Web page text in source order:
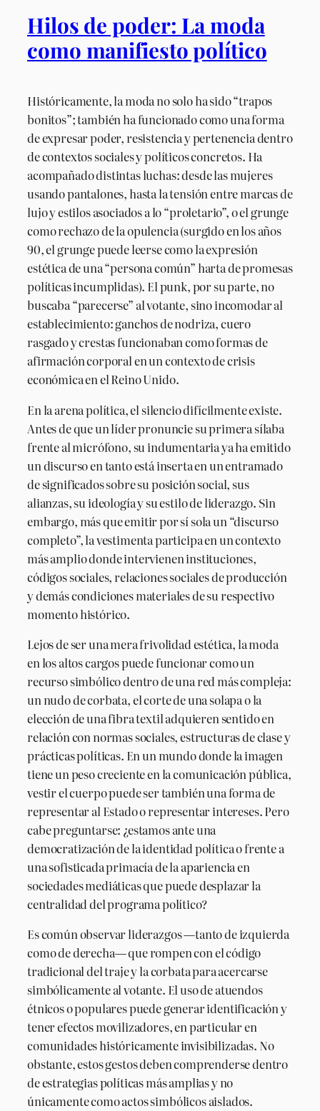
Hilos de poder: La moda
como manifiesto político
Históricamente, la moda no solo ha sido “trapos
bonitos”; también ha funcionado como una forma
de expresar poder, resistencia y pertenencia dentro
de contextos sociales y políticos concretos. Ha
acompañado distintas luchas: desde las mujeres
usando pantalones, hasta la tensión entre marcas de
lujo y estilos asociados a lo “proletario”, o el grunge
como rechazo de la opulencia (surgido en los años
90, el grunge puede leerse como la expresión
estética de una “persona común” harta de promesas
políticas incumplidas). El punk, por su parte, no
buscaba “parecerse” al votante, sino incomodar al
establecimiento: ganchos de nodriza, cuero
rasgado y crestas funcionaban como formas de
afirmación corporal en un contexto de crisis
económica en el Reino Unido.
En la arena política, el silencio difícilmente existe.
Antes de que un líder pronuncie su primera sílaba
frente al micrófono, su indumentaria ya ha emitido
un discurso en tanto está inserta en un entramado
de significados sobre su posición social, sus
alianzas, su ideología y su estilo de liderazgo. Sin
embargo, más que emitir por sí sola un “discurso
completo”, la vestimenta participa en un contexto
más amplio donde intervienen instituciones,
códigos sociales, relaciones sociales de producción
y demás condiciones materiales de su respectivo
momento histórico.
Lejos de ser una mera frivolidad estética, la moda
en los altos cargos puede funcionar como un
recurso simbólico dentro de una red más compleja:
un nudo de corbata, el corte de una solapa o la
elección de una fibra textil adquieren sentido en
relación con normas sociales, estructuras de clase y
prácticas políticas. En un mundo donde la imagen
tiene un peso creciente en la comunicación pública,
vestir el cuerpo puede ser también una forma de
representar al Estado o representar intereses. Pero
cabe preguntarse: ¿estamos ante una
democratización de la identidad política o frente a
una sofisticada primacía de la apariencia en
sociedades mediáticas que puede desplazar la
centralidad del programa político?
Es común observar liderazgos —tanto de izquierda
como de derecha— que rompen con el código
tradicional del traje y la corbata para acercarse
simbólicamente al votante. El uso de atuendos
étnicos o populares puede generar identificación y
tener efectos movilizadores, en particular en
comunidades históricamente invisibilizadas. No
obstante, estos gestos deben comprenderse dentro
de estrategias políticas más amplias y no
únicamente como actos simbólicos aislados.